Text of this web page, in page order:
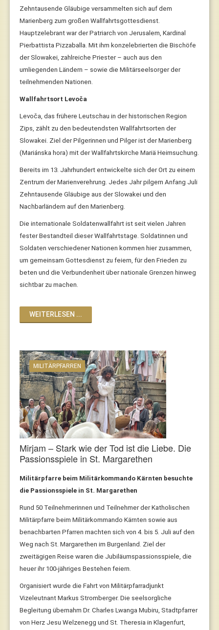
Zehntausende Gläubige versammelten sich auf dem
Marienberg zum großen Wallfahrtsgottesdienst.
Hauptzelebrant war der Patriarch von Jerusalem, Kardinal
Pierbattista Pizzaballa. Mit ihm konzelebrierten die Bischöfe
der Slowakei, zahlreiche Priester – auch aus den
umliegenden Ländern – sowie die Militärseelsorger der
teilnehmenden Nationen.
Wallfahrtsort Levoča
Levoča, das frühere Leutschau in der historischen Region
Zips, zählt zu den bedeutendsten Wallfahrtsorten der
Slowakei. Ziel der Pilgerinnen und Pilger ist der Marienberg
(Mariánska hora) mit der Wallfahrtskirche Mariä Heimsuchung.
Bereits im 13. Jahrhundert entwickelte sich der Ort zu einem
Zentrum der Marienverehrung. Jedes Jahr pilgern Anfang Juli
Zehntausende Gläubige aus der Slowakei und den
Nachbarländern auf den Marienberg.
Die internationale Soldatenwallfahrt ist seit vielen Jahren
fester Bestandteil dieser Wallfahrtstage. Soldatinnen und
Soldaten verschiedener Nationen kommen hier zusammen,
um gemeinsam Gottesdienst zu feiern, für den Frieden zu
beten und die Verbundenheit über nationale Grenzen hinweg
sichtbar zu machen.
WEITERLESEN ...
MILITÄRPFARREN
Mirjam – Stark wie der Tod ist die Liebe. Die
Passionsspiele in St. Margarethen
Militärpfarre beim Militärkommando Kärnten besuchte
die Passionsspiele in St. Margarethen
Rund 50 Teilnehmerinnen und Teilnehmer der Katholischen
Militärpfarre beim Militärkommando Kärnten sowie aus
benachbarten Pfarren machten sich von 4. bis 5. Juli auf den
Weg nach St. Margarethen im Burgenland. Ziel der
zweitägigen Reise waren die Jubiläumspassionsspiele, die
heuer ihr 100-jähriges Bestehen feiern.
Organisiert wurde die Fahrt von Militärpfarradjunkt
Vizeleutnant Markus Stromberger. Die seelsorgliche
Begleitung übernahm Dr. Charles Lwanga Mubiru, Stadtpfarrer
von Herz Jesu Welzenegg und St. Theresia in Klagenfurt,